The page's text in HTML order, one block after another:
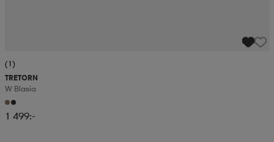
(1)
TRETORN
W Blasia
1 499:-